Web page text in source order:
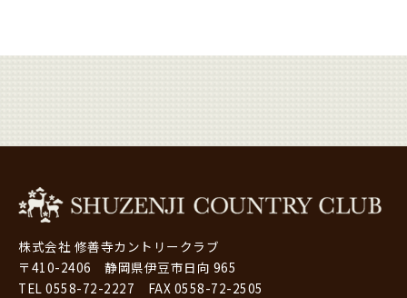
株式会社 修善寺カントリークラブ
〒410-2406 静岡県伊豆市日向 965
TEL 0558-72-2227 FAX 0558-72-2505